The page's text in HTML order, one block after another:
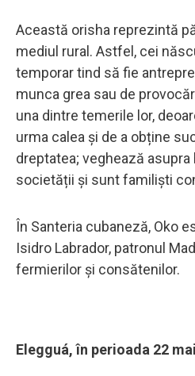
Această orisha reprezintă
mediul rural. Astfel, cei
temporar tind să fie
munca grea sau de
una dintre temerile lor,
urma calea și de a obține
dreptatea; veghează
societății și sunt familişti
În Santeria cubaneză, Oko
Isidro Labrador, patronul
fermierilor și consătenilor.
Elegguá, în perioada 22